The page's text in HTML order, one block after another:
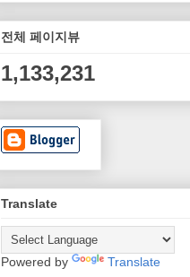
전체 페이지뷰
1,133,231
Translate
Powered by Translate